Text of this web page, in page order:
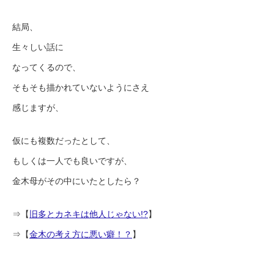
結局、
生々しい話に
なってくるので、
そもそも描かれていないようにさえ
感じますが、
仮にも複数だったとして、
もしくは一人でも良いですが、
金木母がその中にいたとしたら？
⇒【 旧多とカネキは他人じゃない!?】
⇒【金木の考え方に悪い癖！？ 】